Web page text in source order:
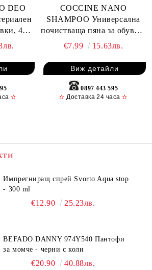
DEO
400
✫
COCCINE NANO
SHAMPOO Универсална
почистваща пяна за обувки,
150 ml
€7.99 15.63лв.
Виж детайли
0897 443 595
✫ Доставка 24 часа✫
Импрегниращ спрей Svorto Aqua stop
- 300 ml
€12.90 25.23лв.
BEFADO DANNY 974Y540 Пантофи
за момче - черни с коли
€20.90 40.88лв.